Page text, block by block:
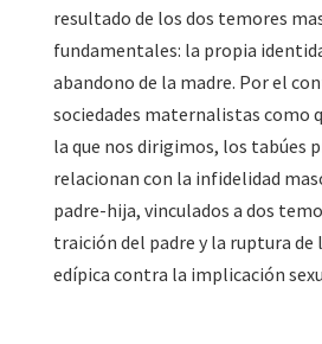
resultado de los dos temores
fundamentales: la propia
abandono de la madre. Por el
sociedades maternalistas como
la que nos dirigimos, los tabúes
relacionan con la infidelidad
padre-hija, vinculados a dos
traición del padre y la ruptura
edípica contra la implicación